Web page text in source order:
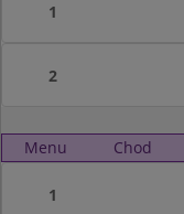
1
2
Menu Chod
1